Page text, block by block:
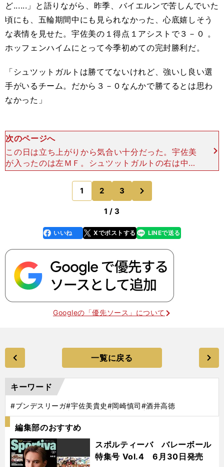
ど......」と語りながら、昨季、バイエルンで苦しんでいた
頃にも、五輪期間中にも見られなかった、心底嬉しそう
な表情を見せた。宇佐美の１得点１アシストで３－０ 。
ホッフェンハイムにとって今季初めての完封勝利だ。
「シュツットガルトは勝ててないけれど、強いし良い選
手がいるチーム。だから３－０なんかで勝てるとは思わ
なかった」
次のページへ
この日は立ち上がりから気合い十分だった。宇佐美
が入ったのは左ＭＦ。シュツットガルトの右は中盤
が岡崎慎司、ＤＦは酒井高徳で、日本人が密集する
エリアとなった。特に五輪代表仲間だった酒井はラ
イバル意識を露（
1 2 3
1 / 3
faceboo
k
いいね Xでポストする
line LINEで送る
Googleの「優先ソース」について
一覧に戻る
キーワード
#ブンデスリーガ#宇佐美貴史#岡崎慎司#酒井高徳
編集部のおすすめ
スポルティーバ バレーボール
特集号 Vol.4 6月30日発売